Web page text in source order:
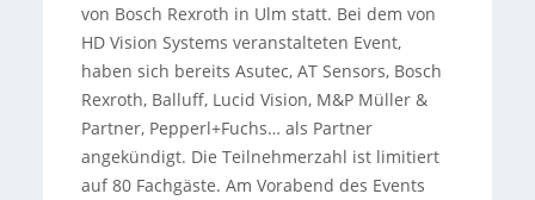
von Bosch Rexroth in Ulm statt. Bei dem von
HD Vision Systems veranstalteten Event,
haben sich bereits Asutec, AT Sensors, Bosch
Rexroth, Balluff, Lucid Vision, M&P Müller &
Partner, Pepperl+Fuchs… als Partner
angekündigt. Die Teilnehmerzahl ist limitiert
auf 80 Fachgäste. Am Vorabend des Events